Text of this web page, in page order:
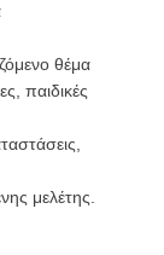
θέμα
παιδικές
μελέτης.